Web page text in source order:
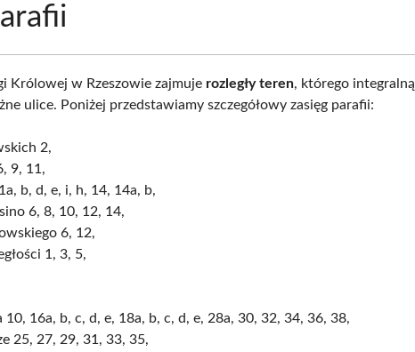
Królowej w Rzeszowie zajmuje rozległy teren, którego integralną
ulice. Poniżej przedstawiamy szczegółowy zasięg parafii:
2,
9, 11,
b, d, e, i, h, 14, 14a, b,
6, 8, 10, 12, 14,
6, 12,
1, 3, 5,
10, 16a, b, c, d, e, 18a, b, c, d, e, 28a, 30, 32, 34, 36, 38,
25, 27, 29, 31, 33, 35,